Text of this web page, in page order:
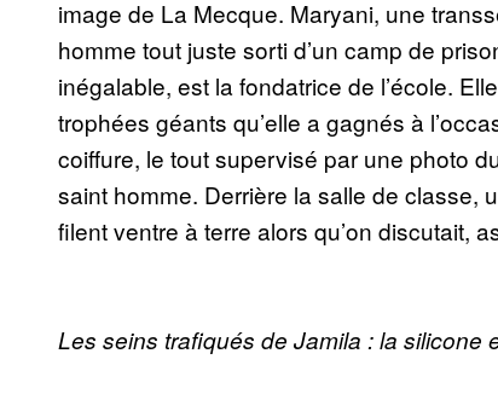
image de La Mecque. Maryani, une
homme tout juste sorti d’un camp de
inégalable, est la fondatrice de l’école.
trophées géants qu’elle a gagnés à
coiffure, le tout supervisé par une photo
saint homme. Derrière la salle de classe,
filent ventre à terre alors qu’on discutait,
Les seins trafiqués de Jamila : la silicone